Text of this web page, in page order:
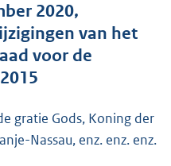
d
s
g
r
o
t
2020,
van het
voor de
gratie Gods, Koning der
Nassau, enz. enz. enz.